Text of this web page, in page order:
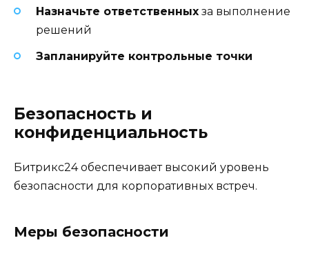
Назначьте ответственных за выполнение
решений
Запланируйте контрольные точки
Безопасность и
конфиденциальность
Битрикс24 обеспечивает высокий уровень
безопасности для корпоративных встреч.
Меры безопасности